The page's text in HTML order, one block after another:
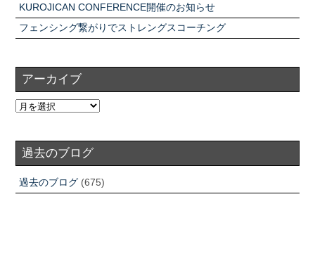
KUROJICAN CONFERENCE開催のお知らせ
フェンシング繋がりでストレングスコーチング
アーカイブ
過去のブログ
過去のブログ(675)